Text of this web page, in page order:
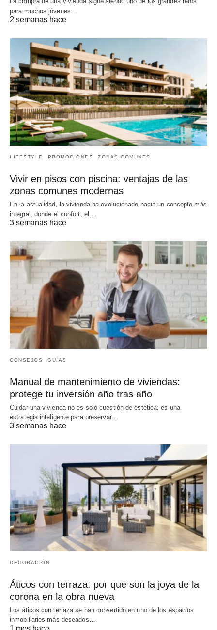
para muchos jóvenes…
2 semanas hace
LIFESTYLE PROMOCIONES ZONAS COMUNES
Vivir en pisos con piscina: ventajas de las
zonas comunes modernas
En la actualidad, la vivienda ha evolucionado hacia un concepto más
integral, donde el confort, el…
3 semanas hace
CONSEJOS GUÍAS
Manual de mantenimiento de viviendas:
protege tu inversión año tras año
Cuidar una vivienda no es solo cuestión de estética; es una
estrategia inteligente para preservar…
3 semanas hace
DECORACIÓN
Áticos con terraza: por qué son la joya de la
corona en la obra nueva
Los áticos con terraza se han convertido en uno de los espacios
inmobiliarios más deseados…